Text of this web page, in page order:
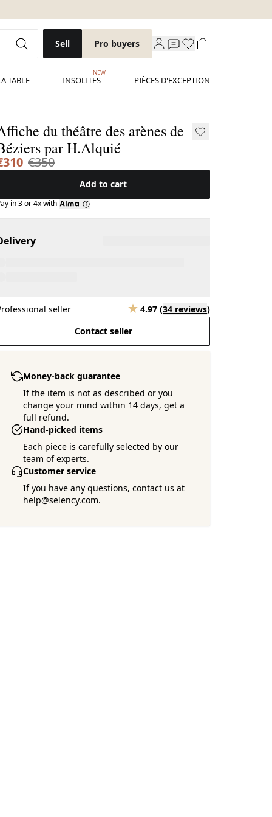
Sell Pro buyers
TABLE INSOLITES
NEW
PIÈCES D'EXCEPTION
du théâtre des arènes de
par H.Alquié
€350
Add to cart
in 3 or 4x with
seller 4.97 (34 reviews)
Contact seller
Money-back guarantee
If the item is not as described or you
change your mind within 14 days, get a
full refund.
Hand-picked items
Each piece is carefully selected by our
team of experts.
Customer service
If you have any questions, contact us at
help@selency.com.